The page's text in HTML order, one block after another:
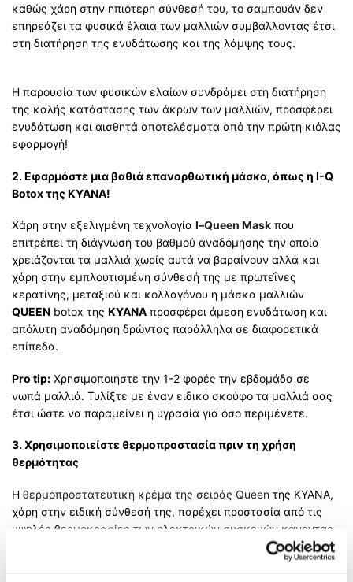
καθώς χάρη στην ηπιότερη σύνθεσή του, το σαμπουάν δεν
επηρεάζει τα φυσικά έλαια των μαλλιών συμβάλλοντας έτσι
στη διατήρηση της ενυδάτωσης και της λάμψης τους.
Η παρουσία των φυσικών ελαίων συνδράμει στη διατήρηση
της καλής κατάστασης των άκρων των μαλλιών, προσφέρει
ενυδάτωση και αισθητά αποτελέσματα από την πρώτη κιόλας
εφαρμογή!
2. Εφαρμόστε μια βαθιά επανορθωτική μάσκα, όπως η I-Q
Botox της ΚΥΑΝΑ!
Χάρη στην εξελιγμένη τεχνολογία Ι–Queen Mask που
επιτρέπει τη διάγνωση του βαθμού αναδόμησης την οποία
χρειάζονται τα μαλλιά χωρίς αυτά να βαραίνουν αλλά και
χάρη στην εμπλουτισμένη σύνθεσή της με πρωτεΐνες
κερατίνης, μεταξιού και κολλαγόνου η μάσκα μαλλιών
QUEEN botox της ΚΥΑΝΑ προσφέρει άμεση ενυδάτωση και
απόλυτη αναδόμηση δρώντας παράλληλα σε διαφορετικά
επίπεδα.
Pro tip: Χρησιμοποιήστε την 1-2 φορές την εβδομάδα σε
νωπά μαλλιά. Τυλίξτε με έναν ειδικό σκούφο τα μαλλιά σας
έτσι ώστε να παραμείνει η υγρασία για όσο περιμένετε.
3. Χρησιμοποιείστε θερμοπροστασία πριν τη χρήση
θερμότητας
Η θερμοπροστατευτική κρέμα της σειράς Queen της ΚΥΑΝΑ,
χάρη στην ειδική σύνθεσή της, παρέχει προστασία από τις
υψηλές θερμοκρασίες των ηλεκτρικών συσκευών κάνοντας
το χτένισμα και το ίσιωμα μία ασφαλέστερη, ευκολότερη και